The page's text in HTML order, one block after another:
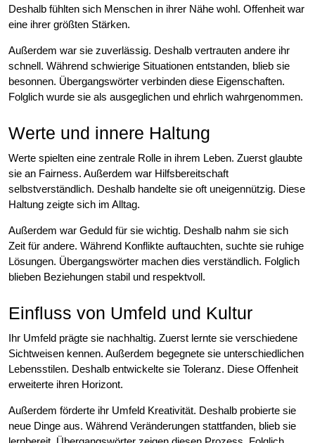
Deshalb fühlten sich Menschen in ihrer Nähe wohl. Offenheit war
eine ihrer größten Stärken.
Außerdem war sie zuverlässig. Deshalb vertrauten andere ihr
schnell. Während schwierige Situationen entstanden, blieb sie
besonnen. Übergangswörter verbinden diese Eigenschaften.
Folglich wurde sie als ausgeglichen und ehrlich wahrgenommen.
Werte und innere Haltung
Werte spielten eine zentrale Rolle in ihrem Leben. Zuerst glaubte
sie an Fairness. Außerdem war Hilfsbereitschaft
selbstverständlich. Deshalb handelte sie oft uneigennützig. Diese
Haltung zeigte sich im Alltag.
Außerdem war Geduld für sie wichtig. Deshalb nahm sie sich
Zeit für andere. Während Konflikte auftauchten, suchte sie ruhige
Lösungen. Übergangswörter machen dies verständlich. Folglich
blieben Beziehungen stabil und respektvoll.
Einfluss von Umfeld und Kultur
Ihr Umfeld prägte sie nachhaltig. Zuerst lernte sie verschiedene
Sichtweisen kennen. Außerdem begegnete sie unterschiedlichen
Lebensstilen. Deshalb entwickelte sie Toleranz. Diese Offenheit
erweiterte ihren Horizont.
Außerdem förderte ihr Umfeld Kreativität. Deshalb probierte sie
neue Dinge aus. Während Veränderungen stattfanden, blieb sie